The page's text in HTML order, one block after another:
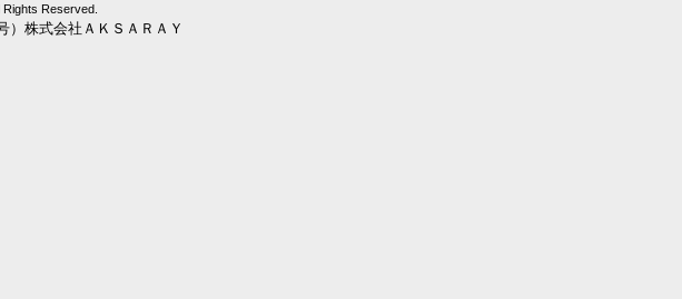
Reserved.
）株式会社ＡＫＳＡＲＡＹ